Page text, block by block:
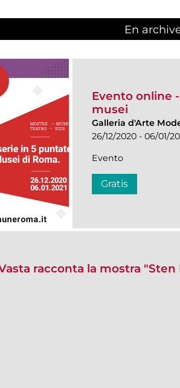
En
Evento online
musei
Galleria d'Arte
26/12/2020 - 06/01/
Evento
Gratis
racconta la mostra "Sten